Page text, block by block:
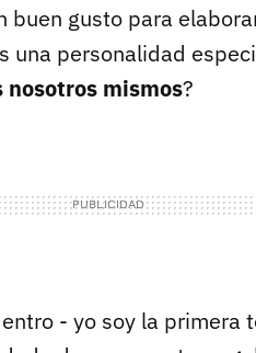
buen gusto para
personalidad
nosotros mismos?
- yo soy la primera